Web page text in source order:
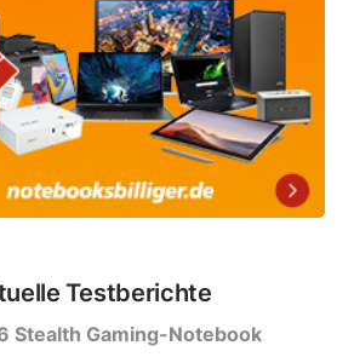
Testberichte
Stealth Gaming-Notebook